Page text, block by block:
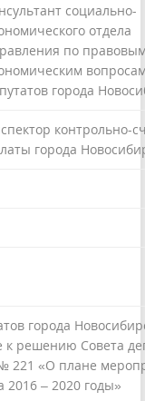
социально-
отдела
по
города
контрольно-
города
города
решению Совета
221 «О плане
2016 – 2020 годы»